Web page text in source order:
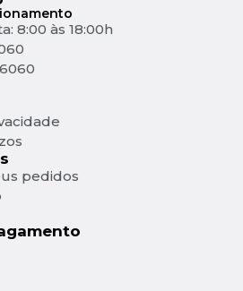
8:00 às 18:00h
pedidos